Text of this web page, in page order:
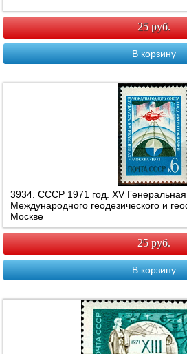
25 руб.
В корзину
3934. СССР 1971 год. ХV
Международного геодезического и
Москве
25 руб.
В корзину